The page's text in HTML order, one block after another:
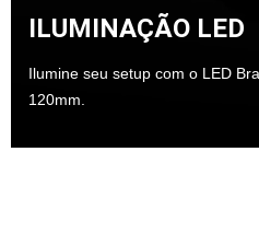
ILUMINAÇÃO LED
Ilumine seu setup com o LED
120mm.